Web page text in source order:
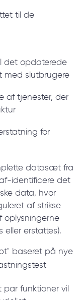
til de
det opdaterede
med slutbrugere
af tjenester, der
for
datasæt fra
identificere det
data, hvor
af strikse
oplysningerne
eller erstattes).
baseret på nye
par funktioner vil